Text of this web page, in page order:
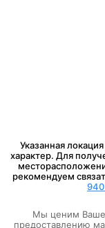
Указанная
характер. Для
рекомендуем
940
Мы ценим Ваше
предоставлению